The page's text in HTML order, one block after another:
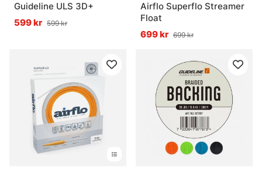
Guideline ULS 3D+
599 kr 599 kr
Airflo Superflo Streamer
Float
699 kr 699 kr